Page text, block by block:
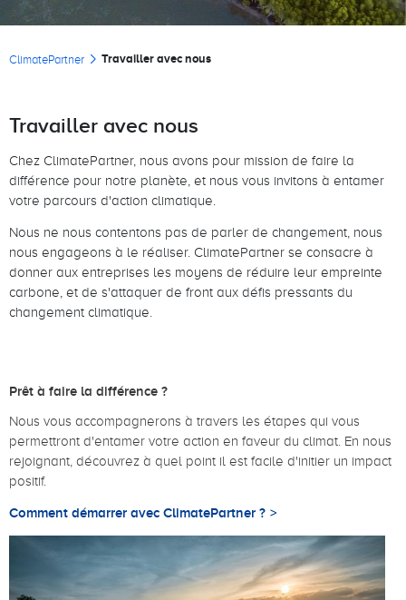
Fil d'Ariane
ClimatePartner Travailler avec nous
Travailler avec nous
Chez ClimatePartner, nous avons pour mission de faire la
différence pour notre planète, et nous vous invitons à entamer
votre parcours d'action climatique.
Nous ne nous contentons pas de parler de changement, nous
nous engageons à le réaliser. ClimatePartner se consacre à
donner aux entreprises les moyens de réduire leur empreinte
carbone, et de s'attaquer de front aux défis pressants du
changement climatique.
Prêt à faire la différence ?
Nous vous accompagnerons à travers les étapes qui vous
permettront d'entamer votre action en faveur du climat. En nous
rejoignant, découvrez à quel point il est facile d'initier un impact
positif.
Comment démarrer avec ClimatePartner ?